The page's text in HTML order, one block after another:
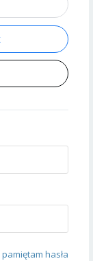
hasła